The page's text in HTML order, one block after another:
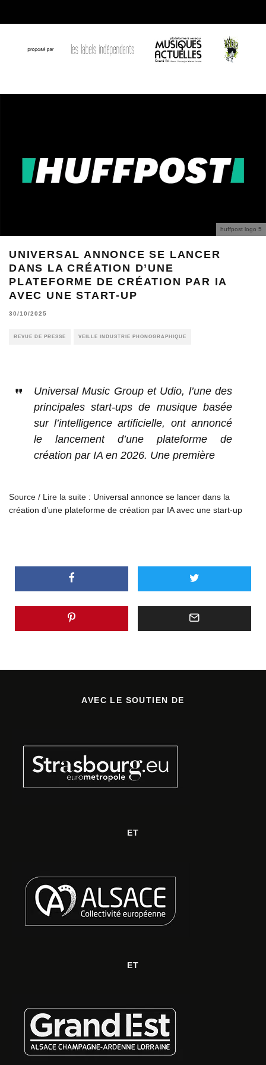
huffpost logo 5
UNIVERSAL ANNONCE SE LANCER
DANS LA CRÉATION D’UNE
PLATEFORME DE CRÉATION PAR IA
AVEC UNE START-UP
30/10/2025
REVUE DE PRESSE VEILLE INDUSTRIE PHONOGRAPHIQUE
Universal Music Group et Udio, l’une des
principales start-ups de musique basée
sur l’intelligence artificielle, ont annoncé
le lancement d’une plateforme de
création par IA en 2026. Une première
Source / Lire la suite : Universal annonce se lancer dans la
création d’une plateforme de création par IA avec une start-up
AVEC LE SOUTIEN DE
ET
ET